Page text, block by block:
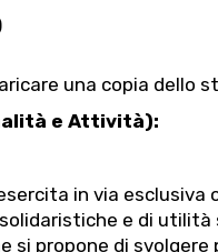
una copia dello
e Attività):
esercita in via
e di utilità
si propone di